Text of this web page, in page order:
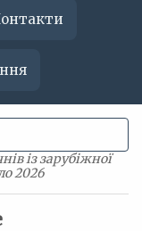
із зарубіжної
2026